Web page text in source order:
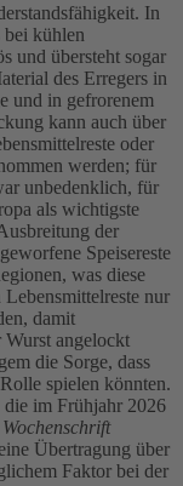
In
kühlen
und übersteht sogar
des Erregers in
und in gefrorenem
kann auch über
oder
werden; für
unbedenklich, für
als wichtigste
der
Speisereste
was diese
nur
damit
angelockt
die Sorge, dass
spielen könnten.
die im Frühjahr 2026
Übertragung über
Faktor bei der